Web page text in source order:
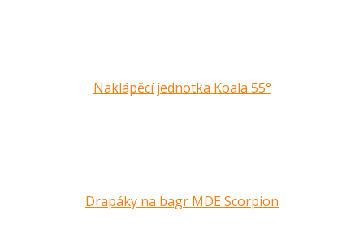
Naklápěcí jednotka Koala 55°
Drapáky na bagr MDE Scorpion